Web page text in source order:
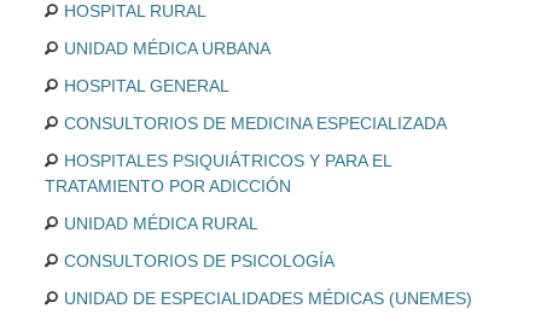
HOSPITAL RURAL
UNIDAD MÉDICA URBANA
HOSPITAL GENERAL
CONSULTORIOS DE MEDICINA ESPECIALIZADA
HOSPITALES PSIQUIÁTRICOS Y PARA EL
TRATAMIENTO POR ADICCIÓN
UNIDAD MÉDICA RURAL
CONSULTORIOS DE PSICOLOGÍA
UNIDAD DE ESPECIALIDADES MÉDICAS (UNEMES)